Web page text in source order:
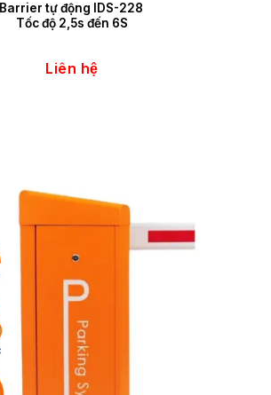
Barrier tự động IDS-228
Tốc độ 2,5s đến 6S
Liên hệ